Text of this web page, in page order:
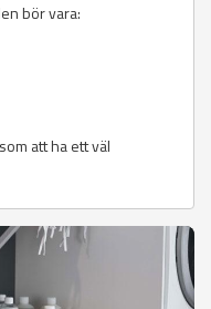
bör vara:
att ha ett väl